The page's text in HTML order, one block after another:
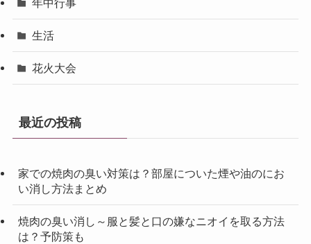
生活
花火大会
最近の投稿
家での焼肉の臭い対策は？部屋についた煙や油のにお
い消し方法まとめ
焼肉の臭い消し～服と髪と口の嫌なニオイを取る方法
は？予防策も